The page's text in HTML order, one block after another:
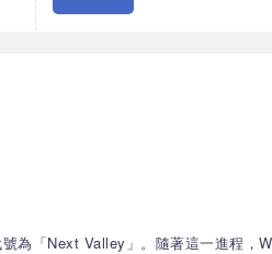
為「Next Valley」。隨著這一進程，